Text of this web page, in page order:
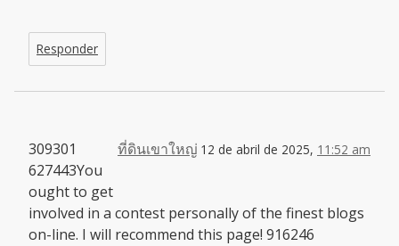
Responder
ที่ดินเขาใหญ่ 12 de abril de 2025, 11:52 am
309301
627443You
ought to get
involved in a contest personally of the finest blogs
on-line. I will recommend this page! 916246